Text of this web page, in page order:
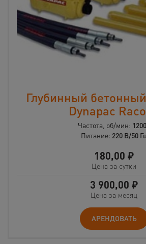
Глубинный
Dynapac
Частота, об/мин:
Питание: 220 В/50 Гц
180,00 ₽
Цена за сутки
3 900,00 ₽
Цена за месяц
АРЕНДОВАТЬ